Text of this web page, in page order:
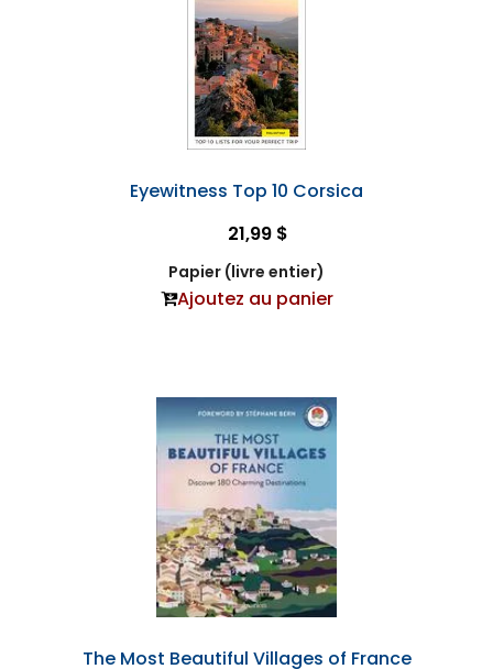
Eyewitness Top 10 Corsica
21,99 $
Papier (livre entier)
Ajoutez au panier
The Most Beautiful Villages of France